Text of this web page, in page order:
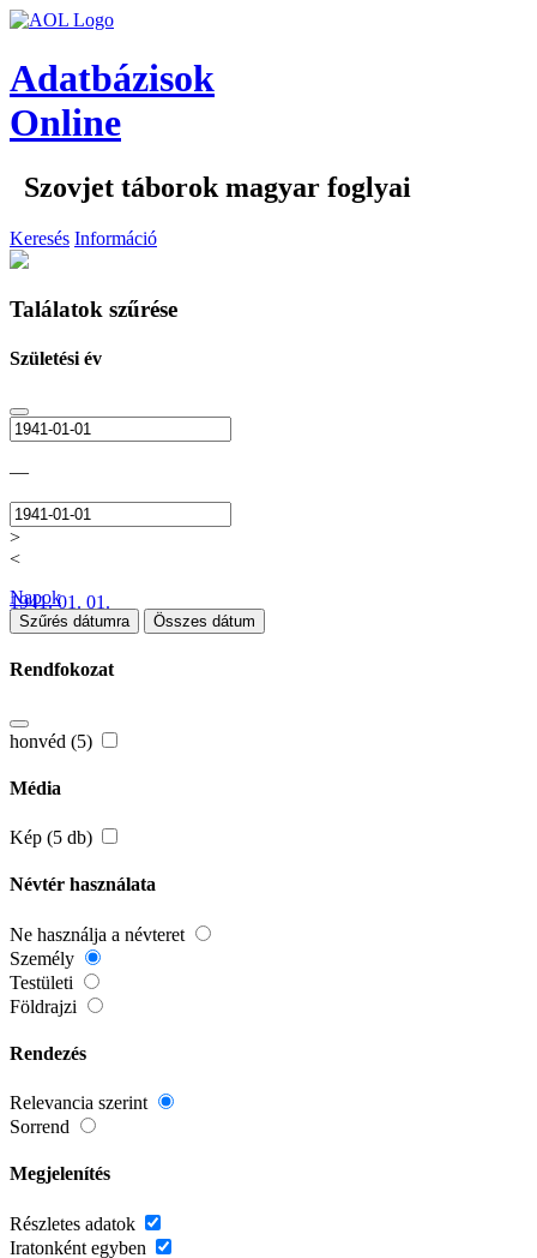
Adatbázisok
Online
Szovjet táborok magyar foglyai
Keresés Információ
Találatok szűrése
Születési év
—
>
<
1941. 01. 01.
Napok
Szűrés dátumra Összes dátum
Rendfokozat
honvéd (5)
Média
Kép (5 db)
Névtér használata
Ne használja a névteret
Személy
Testületi
Földrajzi
Rendezés
Relevancia szerint
Sorrend
Megjelenítés
Részletes adatok
Iratonként egyben